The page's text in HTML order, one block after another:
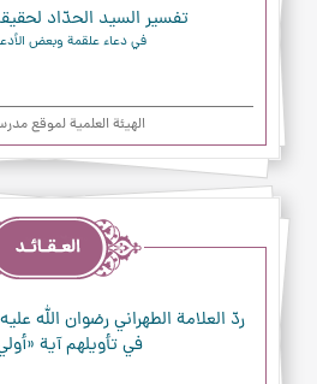
تفسير السيد الحدّاد
في دعاء علقمة وبعض
الهیئة العلمیة لموقع
ردّ العلامة الطهراني رضوان الله
في تأويلهم آية